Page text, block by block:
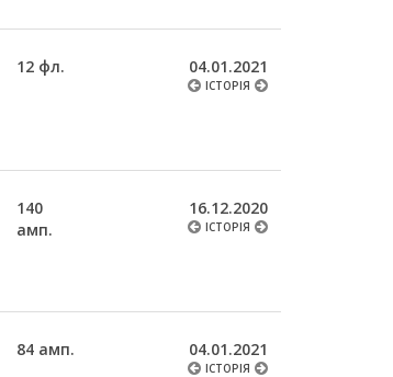
12 фл. 04.01.2021
ІСТОРІЯ
140
амп.
16.12.2020
ІСТОРІЯ
84 амп. 04.01.2021
ІСТОРІЯ